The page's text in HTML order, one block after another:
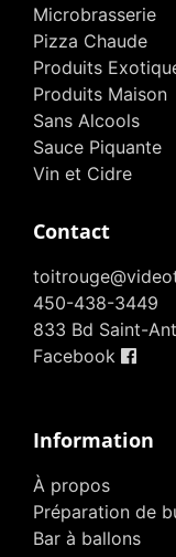
Microbrasserie
Pizza Chaude
Produits
Produits Maison
Sans Alcools
Sauce Piquante
Vin et Cidre
Contact
450-438-3449
833 Bd Saint-
Facebook
Information
À propos
Préparation de
Bar à ballons